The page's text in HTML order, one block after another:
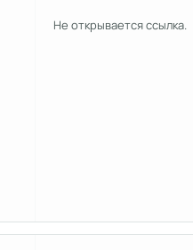
Не открывается ссылка.